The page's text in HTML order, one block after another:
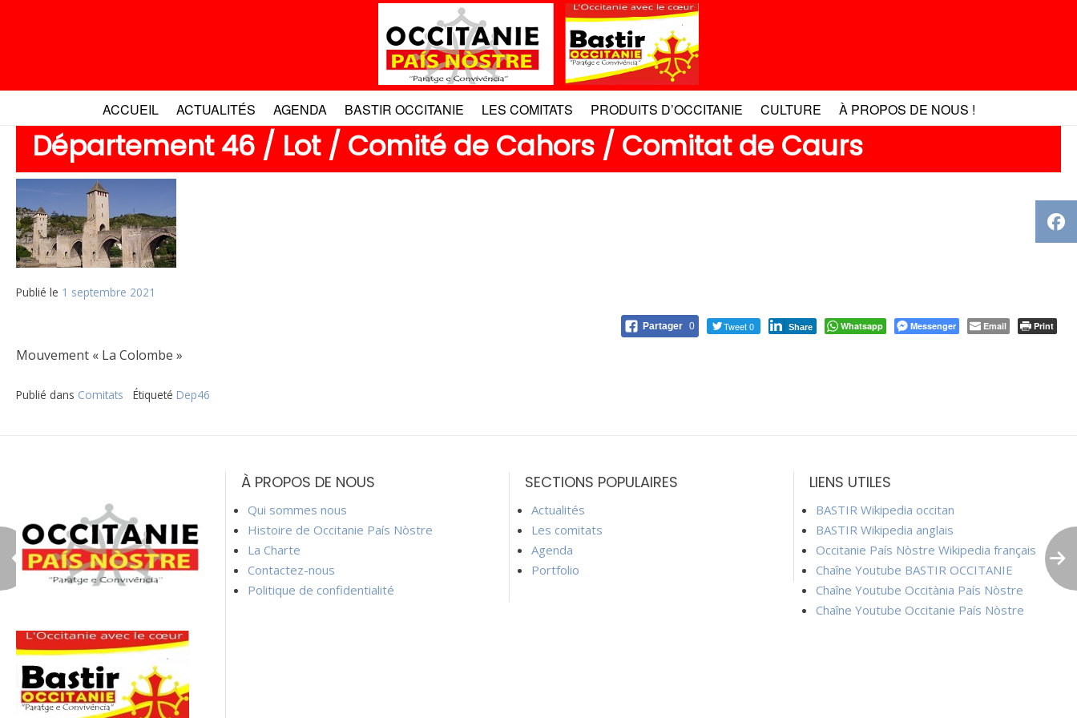
ACCUEIL ACTUALITÉS AGENDA BASTIR OCCITANIE LES COMITATS PRODUITS D’OCCITANIE CULTURE À PROPOS DE NOUS !
Département 46 / Lot / Comité de Cahors / Comitat de Caurs
Publié le 1 septembre 2021
Partager 0 Tweet 0 Share Whatsapp Messenger Email Print
Mouvement « La Colombe »
Publié dans Comitats Étiqueté Dep46
l’article
À PROPOS DE NOUS
Qui sommes nous
Histoire de Occitanie País Nòstre
La Charte
Contactez-nous
Politique de confidentialité
SECTIONS POPULAIRES
Actualités
Les comitats
Agenda
Portfolio
LIENS UTILES
BASTIR Wikipedia occitan
BASTIR Wikipedia anglais
Occitanie País Nòstre Wikipedia français
Chaîne Youtube BASTIR OCCITANIE
Chaîne Youtube Occitània País Nòstre
Chaîne Youtube Occitanie País Nòstre